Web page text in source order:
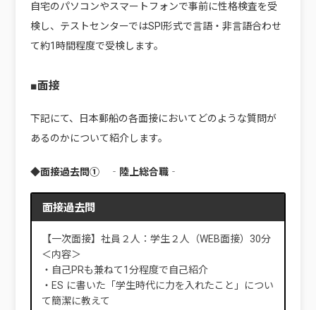
自宅のパソコンやスマートフォンで事前に性格検査を受
検し、テストセンターではSPI形式で言語・非言語合わせ
て約1時間程度で受検します。
■面接
下記にて、日本郵船の各面接においてどのような質問が
あるのかについて紹介します。
◆面接過去問① ‐陸上総合職‐
面接過去問
【一次面接】社員２人：学生２人（WEB面接）30分
＜内容＞
・自己PRも兼ねて1分程度で自己紹介
・ES に書いた「学生時代に力を入れたこと」につい
て簡潔に教えて